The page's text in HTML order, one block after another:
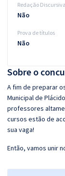
Sobre o
A fim de preparar
Municipal de
professores
cursos estão de
sua vaga!
Então, vamos unir
Redação Discursiva
Não
Prova de títulos
Não